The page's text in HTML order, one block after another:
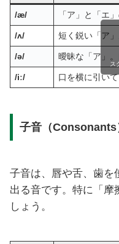
/æ/ 「ア」と「エ
/ʌ/ 短く鋭い「ア
/ə/ 曖昧な「ア」
/iː/ 口を横に引い
ス
子音（Consonants
子音は、唇や舌、歯を
出る音です。特に「摩
しょう。